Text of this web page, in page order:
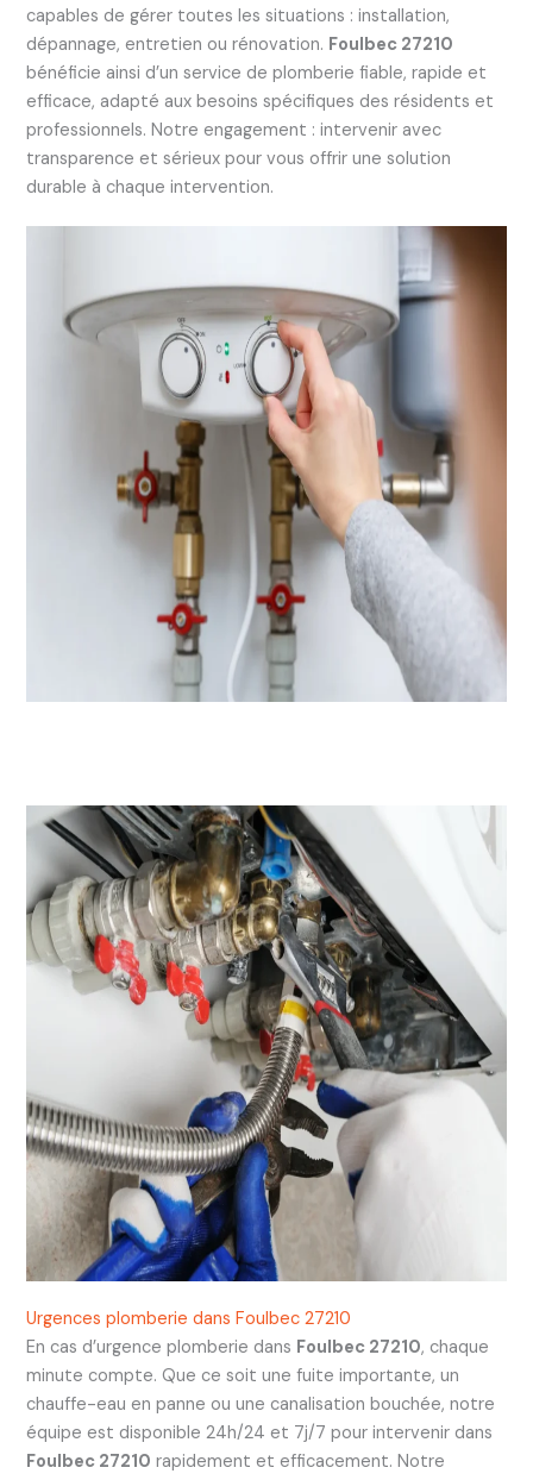
capables de gérer toutes les situations : installation,
dépannage, entretien ou rénovation. Foulbec 27210
bénéficie ainsi d’un service de plomberie fiable, rapide et
efficace, adapté aux besoins spécifiques des résidents et
professionnels. Notre engagement : intervenir avec
transparence et sérieux pour vous offrir une solution
durable à chaque intervention.
Urgences plomberie dans Foulbec 27210
En cas d’urgence plomberie dans Foulbec 27210, chaque
minute compte. Que ce soit une fuite importante, un
chauffe-eau en panne ou une canalisation bouchée, notre
équipe est disponible 24h/24 et 7j/7 pour intervenir dans
Foulbec 27210 rapidement et efficacement. Notre